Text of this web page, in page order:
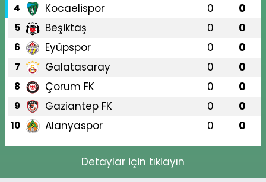
4 Kocaelispor 0 0
5 Beşiktaş 0 0
6 Eyüpspor 0 0
7 Galatasaray 0 0
8 Çorum FK 0 0
9 Gaziantep FK 0 0
10 Alanyaspor 0 0
Detaylar için tıklayın